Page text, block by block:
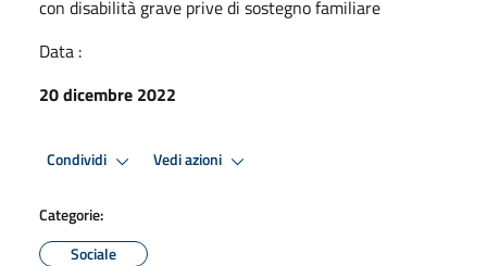
con disabilità grave prive di sostegno familiare
Data :
20 dicembre 2022
Condividi Vedi azioni
Categorie:
Sociale